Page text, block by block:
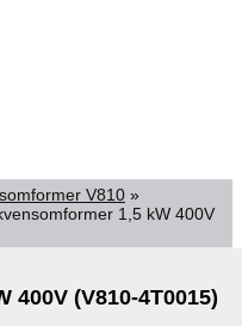
V810 »
1,5 kW 400V
400V (V810-4T0015)